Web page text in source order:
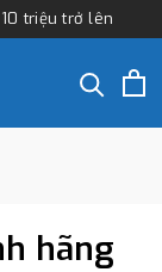
triệu trở lên
hãng